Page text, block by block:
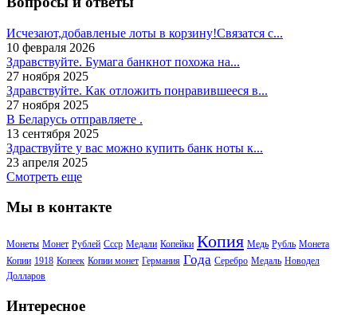
Исчезают,добавленые лоты в корзину!Связатся с...
10 февраля 2026
Здравствуйте. Бумага банкнот похожа на...
27 ноября 2025
Здравствуйте. Как отложить понравившееся в...
27 ноября 2025
В Беларусь отправляете .
13 сентября 2025
Здраствуйте у вас можно купить банк ноты к...
23 апреля 2025
Смотреть еще
Мы в контакте
Монеты Монет Рублей Ссср Медали Копейки Копия Медь Рубль Монета
Копии 1918 Копеек Копии монет Германия Года Серебро Медаль Новодел
Долларов
Интересное